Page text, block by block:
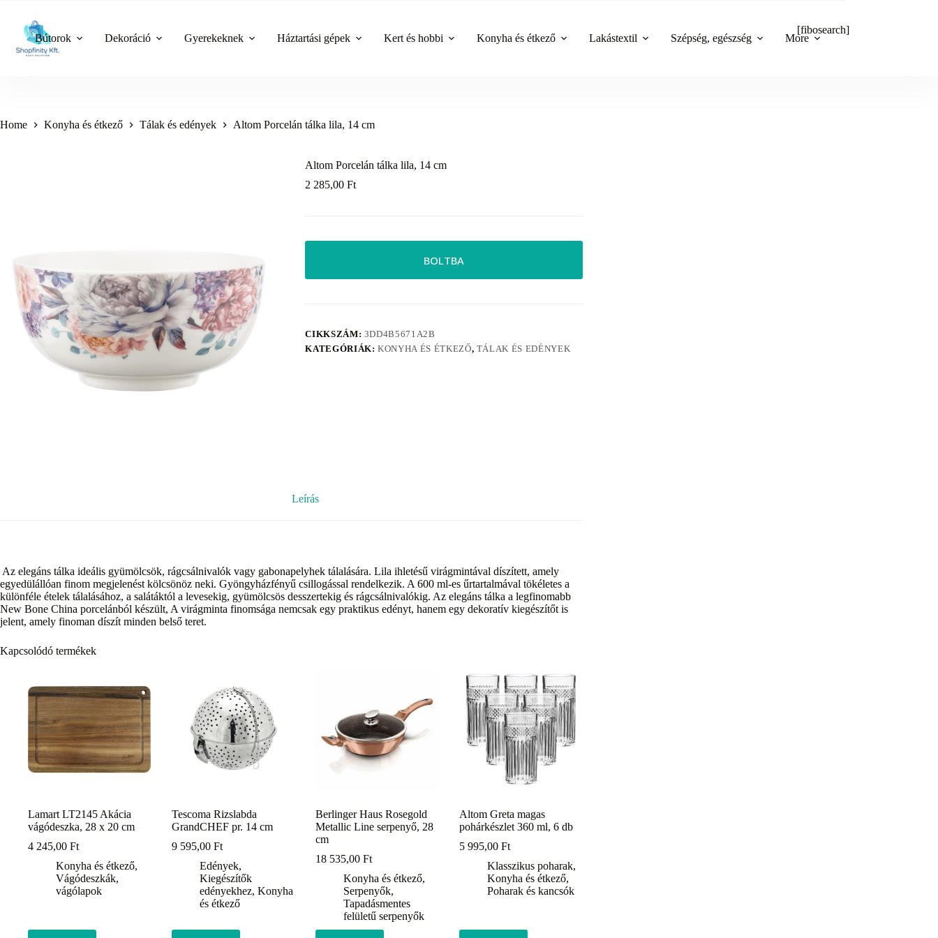
content
Bútorok Dekoráció Gyerekeknek Háztartási gépek Kert és hobbi Konyha és étkező Lakástextil Szépség, egészség More
[fibosearch]
Home Konyha és étkező Tálak és edények Altom Porcelán tálka lila, 14 cm
Altom Porcelán tálka lila, 14 cm
2 285,00Ft
BOLTBA
CIKKSZÁM: 3DD4B5671A2B
KATEGÓRIÁK:KONYHA ÉS ÉTKEZŐ, TÁLAK ÉS EDÉNYEK
Leírás
Az elegáns tálka ideális gyümölcsök, rágcsálnivalók vagy gabonapelyhek tálalására. Lila ihletésű virágmintával díszített, amely
egyedülállóan finom megjelenést kölcsönöz neki. Gyöngyházfényű csillogással rendelkezik. A 600 ml-es űrtartalmával tökéletes a
különféle ételek tálalásához, a salátáktól a levesekig, gyümölcsös desszertekig és rágcsálnivalókig. Az elegáns tálka a legfinomabb
New Bone China porcelánból készült, A virágminta finomsága nemcsak egy praktikus edényt, hanem egy dekoratív kiegészítőt is
jelent, amely finoman díszít minden belső teret.
Kapcsolódó termékek
Lamart LT2145 Akácia
vágódeszka, 28 x 20 cm
4 245,00 Ft
Konyha és étkező,
Vágódeszkák,
vágólapok
Tescoma Rizslabda
GrandCHEF pr. 14 cm
9 595,00Ft
Edények,
Kiegészítők
edényekhez,Konyha
és étkező
Berlinger Haus Rosegold
Metallic Line serpenyő, 28
cm
18 535,00Ft
Konyha és étkező,
Serpenyők,
Tapadásmentes
felületű serpenyők
Altom Greta magas
pohárkészlet 360 ml, 6 db
5 995,00Ft
Klasszikus poharak,
Konyha és étkező,
Poharak és kancsók